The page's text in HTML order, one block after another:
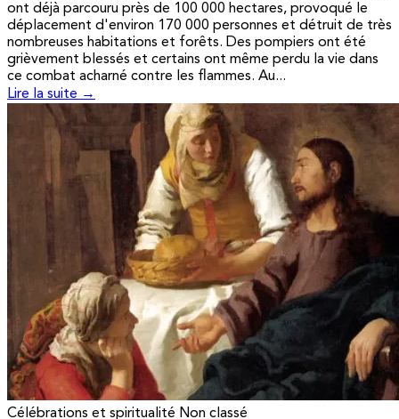
ont déjà parcouru près de 100 000 hectares, provoqué le
déplacement d'environ 170 000 personnes et détruit de très
nombreuses habitations et forêts. Des pompiers ont été
grièvement blessés et certains ont même perdu la vie dans
ce combat acharné contre les flammes. Au...
Lire la suite →
Célébrations et spiritualité Non classé